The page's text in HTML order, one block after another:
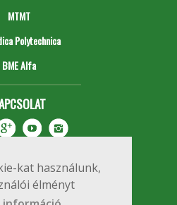
kat használunk,
élményt
MTMT
Polytechnica
BME Alfa